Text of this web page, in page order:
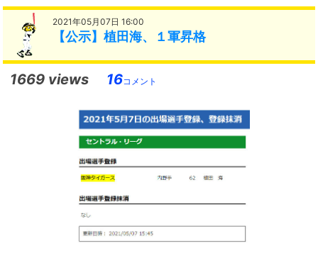
2021年05月07日 16:00
【公示】植田海、１軍昇格
1669 views 16コメント